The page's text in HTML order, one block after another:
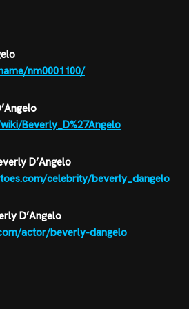
nm0001100/
Beverly_D%27Angelo
D’Angelo
celebrity/beverly_dangelo
D’Angelo
actor/beverly-dangelo